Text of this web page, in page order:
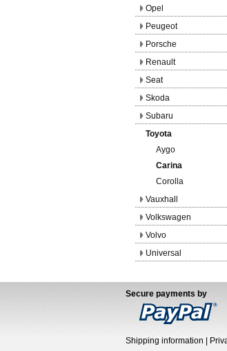
Opel
Peugeot
Porsche
Renault
Seat
Skoda
Subaru
Toyota
Aygo
Carina
Corolla
Vauxhall
Volkswagen
Volvo
Universal
Secure payments by
Shipping information |